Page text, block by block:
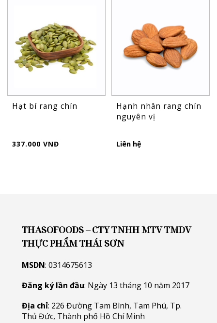
Hạt bí rang chín
337.000 VNĐ
Hạnh nhân rang chín
nguyên vị
Liên hệ
THASOFOODS – CTY TNHH MTV TMDV
THỰC PHẨM THÁI SƠN
MSDN: 0314675613
Đăng ký lần đầu: Ngày 13 tháng 10 năm 2017
Địa chỉ: 226 Đường Tam Bình, Tam Phú, Tp.
Thủ Đức, Thành phố Hồ Chí Minh